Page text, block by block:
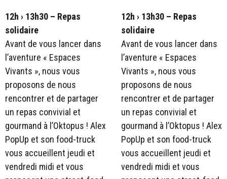
12h › 13h30 – Repas
solidaire
Avant de vous lancer dans
l’aventure « Espaces
Vivants », nous vous
proposons de nous
rencontrer et de partager
un repas convivial et
gourmand à l’Oktopus ! Alex
PopUp et son food-truck
vous accueillent jeudi et
vendredi midi et vous
12h › 13h30 – Repas
solidaire
Avant de vous lancer dans
l’aventure « Espaces
Vivants », nous vous
proposons de nous
rencontrer et de partager
un repas convivial et
gourmand à l’Oktopus ! Alex
PopUp et son food-truck
vous accueillent jeudi et
vendredi midi et vous